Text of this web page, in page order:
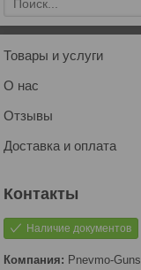
Товары и услуги
О нас
Отзывы
Доставка и оплата
Наличие документов
Pnevmo-Guns